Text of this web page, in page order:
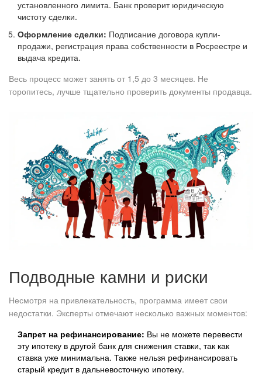
установленного лимита. Банк проверит юридическую
чистоту сделки.
Оформление сделки: Подписание договора купли-
продажи, регистрация права собственности в Росреестре и
выдача кредита.
Весь процесс может занять от 1,5 до 3 месяцев. Не
торопитесь, лучше тщательно проверить документы продавца.
Подводные камни и риски
Несмотря на привлекательность, программа имеет свои
недостатки. Эксперты отмечают несколько важных моментов:
Запрет на рефинансирование: Вы не можете перевести
эту ипотеку в другой банк для снижения ставки, так как
ставка уже минимальна. Также нельзя рефинансировать
старый кредит в дальневосточную ипотеку.